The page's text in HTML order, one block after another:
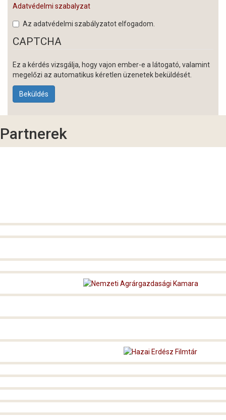
Adatvédelmi szabalyzat
Az adatvédelmi szabályzatot elfogadom.
CAPTCHA
Ez a kérdés vizsgálja, hogy vajon ember-e a látogató, valamint
megelőzi az automatikus kéretlen üzenetek beküldését.
Beküldés
Partnerek